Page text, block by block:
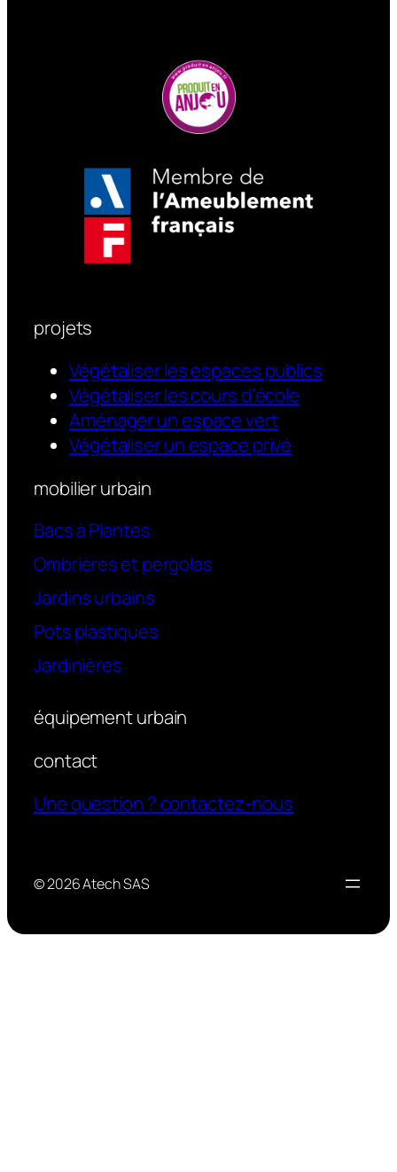
choix de la solution d’ombrage la
plus adaptée à vos espaces
publics extérieurs. Notre bureau
propose des configurations sur
mesure et garantit une parfaite
intégration paysagère.
Nous proposons également
ombrières, comme nos produits
Prisme, Sustinéo et Contrario.
projets
Végétaliser les espaces publics
Végétaliser les cours d’école
Aménager un espace vert
Végétaliser un espace privé
mobilier urbain
Bacs à Plantes
Ombrières et pergolas
Jardins urbains
Pots plastiques
Jardinières
équipement urbain
contact
Une question ? contactez-nous
© 2026 Atech SAS